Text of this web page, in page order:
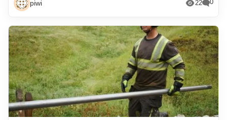
piwi 22 0